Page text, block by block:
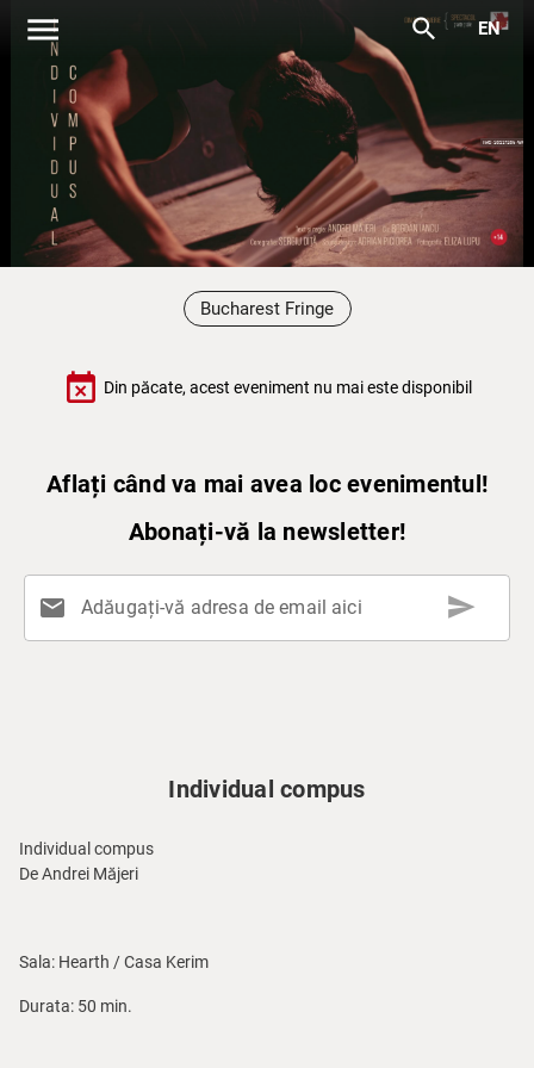
menu search EN
Bucharest Fringe
event_busy Din păcate, acest eveniment nu mai este disponibil
Aflați când va mai avea loc evenimentul!
Abonați-vă la newsletter!
mail Adăugați-vă adresa de email aici send
Individual compus
Individual compus
De Andrei Măjeri
Sala: Hearth / Casa Kerim
Durata: 50 min.